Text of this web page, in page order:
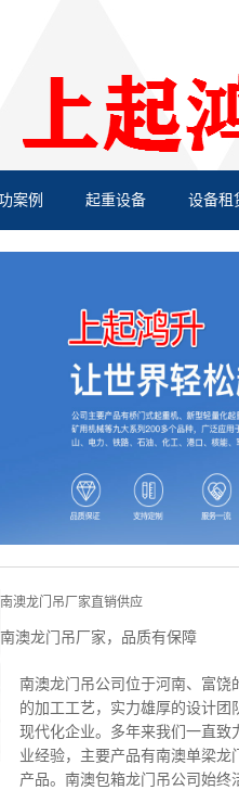
案例 起重设备 设备租
南澳龙门吊厂家直销供应
南澳龙门吊厂家，品质有保障
南澳龙门吊公司位于河南、富
的加工工艺，实力雄厚的设计
现代化企业。多年来我们一直致
业经验，主要产品有南澳单梁
产品。南澳包箱龙门吊公司始